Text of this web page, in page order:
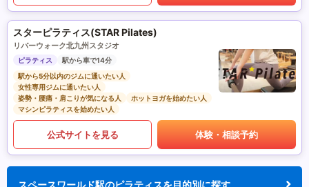
スターピラティス(STAR Pilates)
リバーウォーク北九州スタジオ
ピラティス
駅から車で14分
駅から5分以内のジムに通いたい人
女性専用ジムに通いたい人
姿勢・腰痛・肩こりが気になる人
ホットヨガを始めたい人
マシンピラティスを始めたい人
公式サイトを見る 体験・相談予約
スペースワールド駅のピラティスを目的別に探す